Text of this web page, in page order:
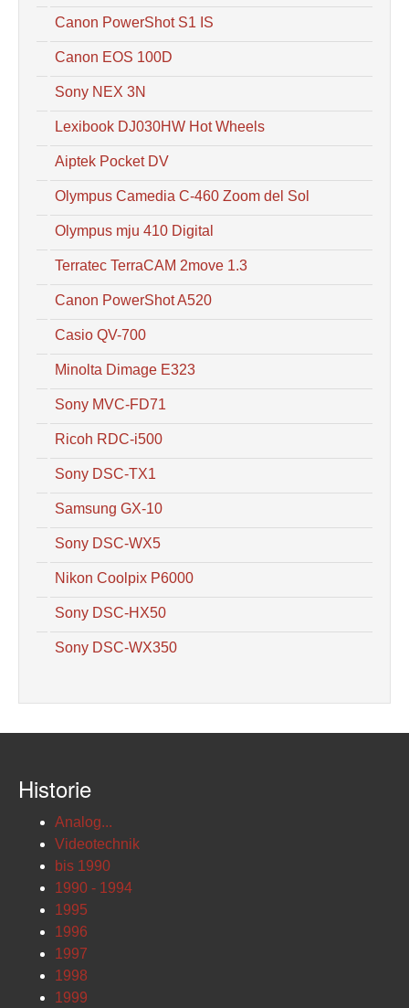
Canon PowerShot S1 IS
Canon EOS 100D
Sony NEX 3N
Lexibook DJ030HW Hot Wheels
Aiptek Pocket DV
Olympus Camedia C-460 Zoom del Sol
Olympus mju 410 Digital
Terratec TerraCAM 2move 1.3
Canon PowerShot A520
Casio QV-700
Minolta Dimage E323
Sony MVC-FD71
Ricoh RDC-i500
Sony DSC-TX1
Samsung GX-10
Sony DSC-WX5
Nikon Coolpix P6000
Sony DSC-HX50
Sony DSC-WX350
Historie
Analog...
Videotechnik
bis 1990
1990 - 1994
1995
1996
1997
1998
1999